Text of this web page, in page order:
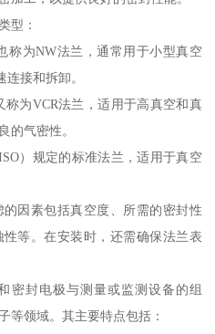
型：
为NW法兰，通常用于小型真空
接和拆卸。
为VCR法兰，适用于高真空和真
的气密性。
）规定的标准法兰，适用于真空
因素包括真空度、所需的密封性
等。在安装时，还需确保法兰表
密封电极与测量或监测设备的组
等领域。其主要特点包括：